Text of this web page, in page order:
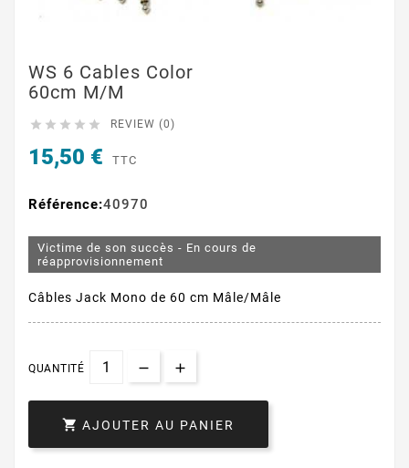
WS 6 Cables Color
60cm M/M
     REVIEW (0)
15,50 € TTC
Référence:40970
Victime de son succès - En cours de
réapprovisionnement
Câbles Jack Mono de 60 cm Mâle/Mâle
QUANTITÉ
 AJOUTER AU PANIER